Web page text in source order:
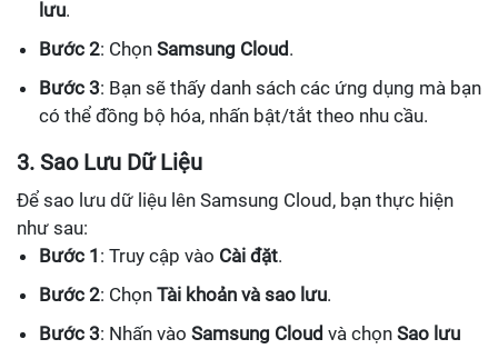
lưu.
Bước 2: Chọn Samsung Cloud .
Bước 3: Bạn sẽ thấy danh sách các ứng dụng mà bạn
có thể đồng bộ hóa, nhấn bật/tắt theo nhu cầu.
3. Sao Lưu Dữ Liệu
Để sao lưu dữ liệu lên Samsung Cloud, bạn thực hiện
như sau:
Bước 1 : Truy cập vào Cài đặt.
Bước 2: Chọn Tài khoản và sao lưu.
Bước 3: Nhấn vào Samsung Cloud và chọn Sao lưu